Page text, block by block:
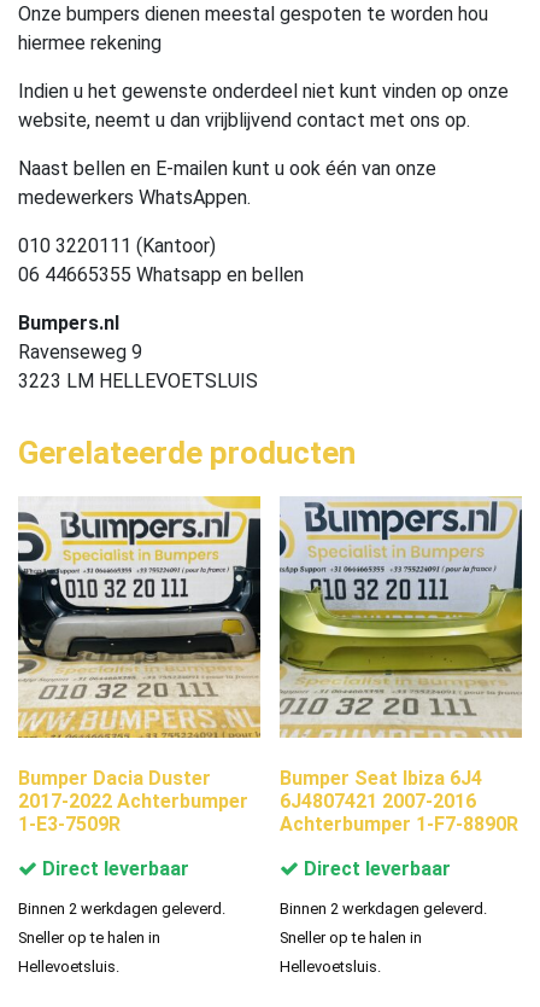
Onze bumpers dienen meestal gespoten te worden hou
hiermee rekening
Indien u het gewenste onderdeel niet kunt vinden op onze
website, neemt u dan vrijblijvend contact met ons op.
Naast bellen en E-mailen kunt u ook één van onze
medewerkers WhatsAppen.
010 3220111 (Kantoor)
06 44665355 Whatsapp en bellen
Bumpers.nl
Ravenseweg 9
3223 LM HELLEVOETSLUIS
Gerelateerde producten
Bumper Dacia Duster
2017-2022 Achterbumper
1-E3-7509R
Direct leverbaar
Binnen 2 werkdagen geleverd.
Sneller op te halen in
Hellevoetsluis.
Bumper Seat Ibiza 6J4
6J4807421 2007-2016
Achterbumper 1-F7-8890R
Direct leverbaar
Binnen 2 werkdagen geleverd.
Sneller op te halen in
Hellevoetsluis.